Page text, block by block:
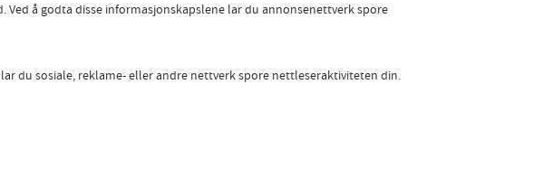
å godta disse informasjonskapslene lar du annonsenettverk spore
du sosiale, reklame- eller andre nettverk spore nettleseraktiviteten din.